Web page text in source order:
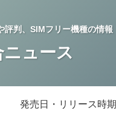
評判、SIMフリー機種の情報
ュース
発売日・リリース時期